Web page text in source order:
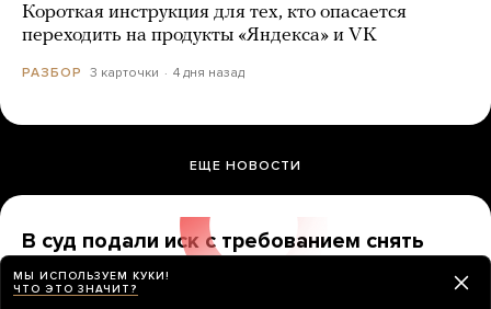
Короткая инструкция для тех, кто опасается
переходить на продукты «Яндекса» и VK
РАЗБОР 3 карточки 4 дня назад
ЕЩЕ НОВОСТИ
В суд подали иск с требованием снять
«Яблоко» с выборов. А разве это еще
можно сделать?
МЫ ИСПОЛЬЗУЕМ КУКИ!
ЧТО ЭТО ЗНАЧИТ?